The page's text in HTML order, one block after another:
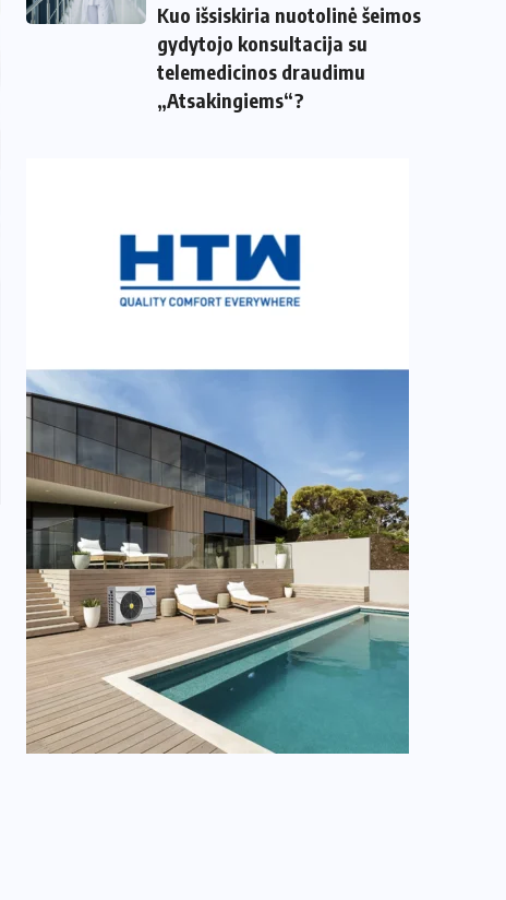
Kuo išsiskiria nuotolinė šeimos
gydytojo konsultacija su
telemedicinos draudimu
„Atsakingiems“?